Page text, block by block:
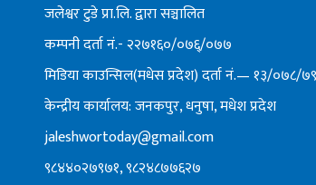
जलेश्वर टुडे प्रा.लि. द्वारा सञ्चालित
कम्पनी दर्ता नं.- २२७१६०/०७६्/०७७
मिडिया काउन्सिल(मधेस प्रदेश) दर्ता नं.— १३/०७८/७९
केन्द्रीय कार्यालय: जनकपुर, धनुषा, मधेश प्रदेश
jaleshwortoday@gmail.com
९८४४०२७९७१, ९८२४८७७६२७